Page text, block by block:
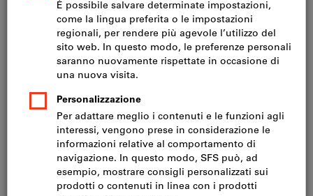
Prezzo per 1 Articolo
Prezzo più spese di spedizione
IVA esclusa CHF 27.50